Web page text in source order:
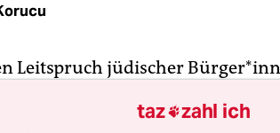
Leitspruch jüdischer
der Sprache der
taz zahl ich